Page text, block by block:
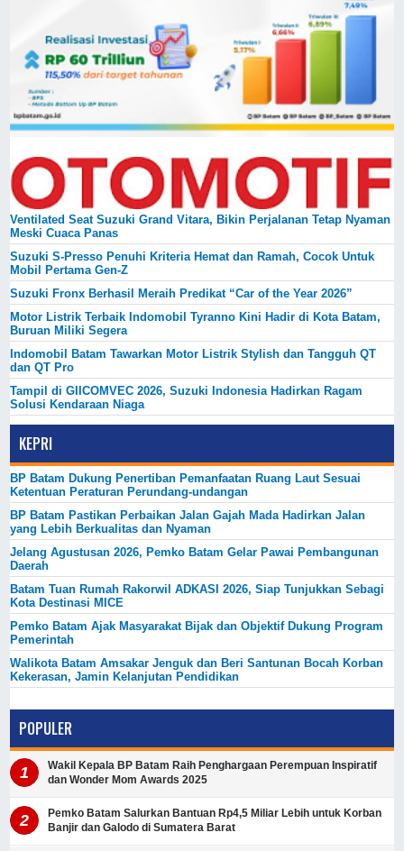
Ventilated Seat Suzuki Grand Vitara, Bikin Perjalanan Tetap Nyaman
Meski Cuaca Panas
Suzuki S-Presso Penuhi Kriteria Hemat dan Ramah, Cocok Untuk
Mobil Pertama Gen-Z
Suzuki Fronx Berhasil Meraih Predikat “Car of the Year 2026”
Motor Listrik Terbaik Indomobil Tyranno Kini Hadir di Kota Batam,
Buruan Miliki Segera
Indomobil Batam Tawarkan Motor Listrik Stylish dan Tangguh QT
dan QT Pro
Tampil di GIICOMVEC 2026, Suzuki Indonesia Hadirkan Ragam
Solusi Kendaraan Niaga
KEPRI
BP Batam Dukung Penertiban Pemanfaatan Ruang Laut Sesuai
Ketentuan Peraturan Perundang-undangan
BP Batam Pastikan Perbaikan Jalan Gajah Mada Hadirkan Jalan
yang Lebih Berkualitas dan Nyaman
Jelang Agustusan 2026, Pemko Batam Gelar Pawai Pembangunan
Daerah
Batam Tuan Rumah Rakorwil ADKASI 2026, Siap Tunjukkan Sebagi
Kota Destinasi MICE
Pemko Batam Ajak Masyarakat Bijak dan Objektif Dukung Program
Pemerintah
Walikota Batam Amsakar Jenguk dan Beri Santunan Bocah Korban
Kekerasan, Jamin Kelanjutan Pendidikan
POPULER
Wakil Kepala BP Batam Raih Penghargaan Perempuan Inspiratif
dan Wonder Mom Awards 2025
Pemko Batam Salurkan Bantuan Rp4,5 Miliar Lebih untuk Korban
Banjir dan Galodo di Sumatera Barat